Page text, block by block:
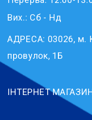
Вих.: Сб - Нд
АДРЕСА: 03026, м.
провулок, 1Б
ІНТЕРНЕТ